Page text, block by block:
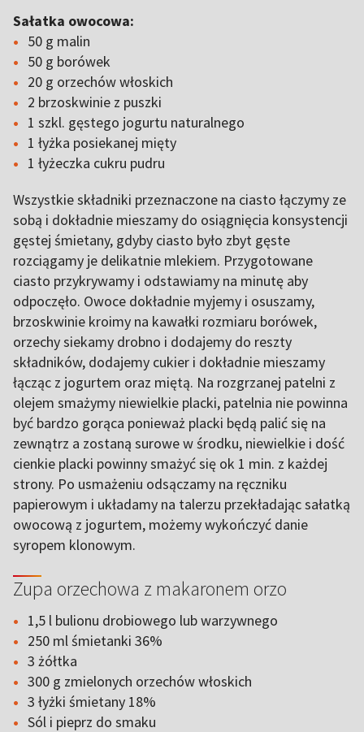
Sałatka owocowa:
50 g malin
50 g borówek
20 g orzechów włoskich
2 brzoskwinie z puszki
1 szkl. gęstego jogurtu naturalnego
1 łyżka posiekanej mięty
1 łyżeczka cukru pudru
Wszystkie składniki przeznaczone na ciasto łączymy ze
sobą i dokładnie mieszamy do osiągnięcia konsystencji
gęstej śmietany, gdyby ciasto było zbyt gęste
rozciągamy je delikatnie mlekiem. Przygotowane
ciasto przykrywamy i odstawiamy na minutę aby
odpoczęło. Owoce dokładnie myjemy i osuszamy,
brzoskwinie kroimy na kawałki rozmiaru borówek,
orzechy siekamy drobno i dodajemy do reszty
składników, dodajemy cukier i dokładnie mieszamy
łącząc z jogurtem oraz miętą. Na rozgrzanej patelni z
olejem smażymy niewielkie placki, patelnia nie powinna
być bardzo gorąca ponieważ placki będą palić się na
zewnątrz a zostaną surowe w środku, niewielkie i dość
cienkie placki powinny smażyć się ok 1 min. z każdej
strony. Po usmażeniu odsączamy na ręczniku
papierowym i układamy na talerzu przekładając sałatką
owocową z jogurtem, możemy wykończyć danie
syropem klonowym.
Zupa orzechowa z makaronem orzo
1,5 l bulionu drobiowego lub warzywnego
250 ml śmietanki 36%
3 żółtka
300 g zmielonych orzechów włoskich
3 łyżki śmietany 18%
Sól i pieprz do smaku